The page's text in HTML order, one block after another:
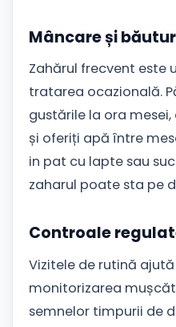
Mâncare și
Zahărul frecvent este
tratarea ocazională.
gustările la ora
și oferiți apă între
in pat cu lapte sau
zaharul poate sta pe
Controale
Vizitele de rutină
monitorizarea
semnelor timpurii de